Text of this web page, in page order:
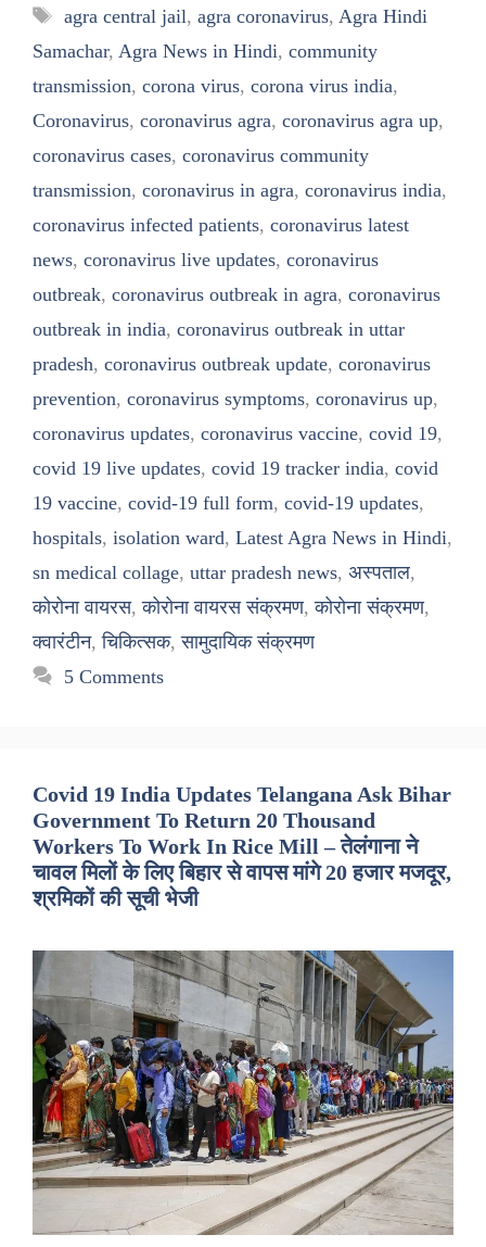
Tags
agra central jail, agra coronavirus, Agra Hindi
Samachar, Agra News in Hindi, community
transmission, corona virus, corona virus india,
Coronavirus, coronavirus agra, coronavirus agra up,
coronavirus cases, coronavirus community
transmission, coronavirus in agra, coronavirus india,
coronavirus infected patients, coronavirus latest
news, coronavirus live updates, coronavirus
outbreak, coronavirus outbreak in agra, coronavirus
outbreak in india, coronavirus outbreak in uttar
pradesh, coronavirus outbreak update, coronavirus
prevention, coronavirus symptoms, coronavirus up,
coronavirus updates, coronavirus vaccine, covid 19,
covid 19 live updates, covid 19 tracker india, covid
19 vaccine, covid-19 full form, covid-19 updates,
hospitals, isolation ward, Latest Agra News in Hindi,
sn medical collage, uttar pradesh news, अस्पताल,
कोरोना वायरस,कोरोना वायरस संक्रमण,कोरोना संक्रमण,
क्वारंटीन,चिकित्सक,सामुदायिक संक्रमण
5 Comments
Covid 19 India Updates Telangana Ask Bihar
Government To Return 20 Thousand
Workers To Work In Rice Mill – तेलंगाना ने
चावल मिलों के लिए बिहार से वापस मांगे 20 हजार मजदूर,
श्रमिकों की सूची भेजी